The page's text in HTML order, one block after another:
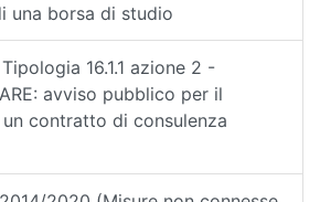
una borsa di studio
Tipologia 16.1.1 azione 2 -
avviso pubblico per il
contratto di consulenza